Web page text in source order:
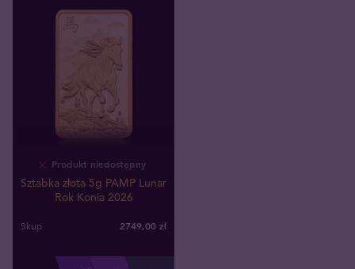
Produkt niedostępny
Sztabka złota 5g PAMP Lunar
Rok Konia 2026
Skup 2749,00 zł